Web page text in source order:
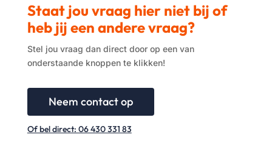
Staat jou vraag hier niet bij of
heb jij een andere vraag?
Stel jou vraag dan direct door op een van
onderstaande knoppen te klikken!
Neem contact op
Of bel direct: 06 430 331 83